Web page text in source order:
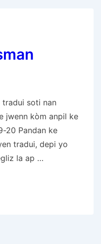
soti nan
jwenn kòm anpil ke
20 Pandan ke
tradui, depi yo
la ap …